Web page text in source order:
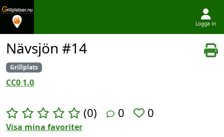
Logga in
Nävsjön #14
Grillplats
CC0 1.0
(0) 0 0
Visa mina favoriter